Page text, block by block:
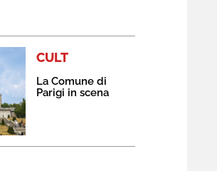
CULT
La Comune di
Parigi in scena